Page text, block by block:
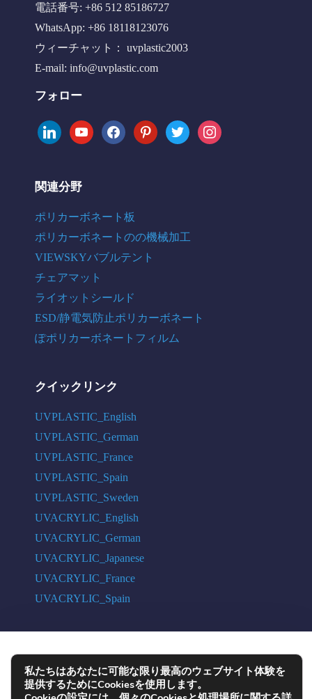
電話番号: +86 512 85186727
WhatsApp: +86 18118123076
ウィーチャット： uvplastic2003
E-mail: info@uvplastic.com
フォロー
linkedinyoutubefacebookpinteresttwitter instagram
関連分野
ポリカーボネート板
ポリカーボネートのの機械加工
VIEWSKYバブルテント
チェアマット
ライオットシールド
ESD/静電気防止ポリカーボネート
ぽポリカーボネートフィルム
クイックリンク
UVPLASTIC_English
UVPLASTIC_German
UVPLASTIC_France
UVPLASTIC_Spain
UVPLASTIC_Sweden
UVACRYLIC_English
UVACRYLIC_German
UVACRYLIC_Japanese
UVACRYLIC_France
UVACRYLIC_Spain
COPYRIGHT © 2004 - 2026 UVPLASTIC MATERIAL TECHNOLOGY CO.,
LTD. ALL RIGHTS RESERVED
私たちはあなたに可能な限り最高のウェブサイト体験を
提供するためにCookiesを使用します。